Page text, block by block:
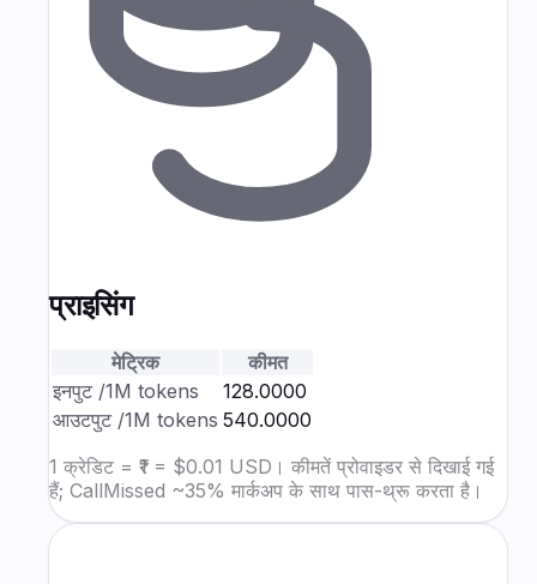
प्राइसिंग
मेट्रिक
कीमत
इनपुट /1M tokens
₹128.0000
आउटपुट /1M tokens ₹540.0000
1 क्रेडिट = ₹1 = $0.01 USD। कीमतें प्रोवाइडर से दिखाई गई
हैं; CallMissed ~35% मार्कअप के साथ पास-थ्रू करता है।